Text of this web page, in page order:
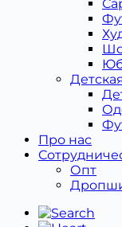
Про нас
Опт